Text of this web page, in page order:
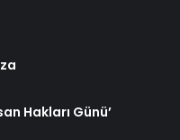
Hakları Günü’